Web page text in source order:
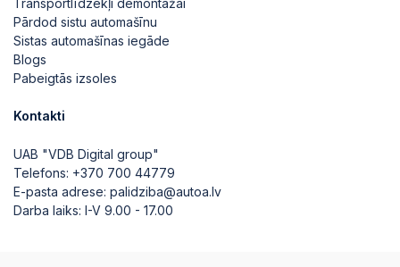
Transportlīdzekļi demontāžai
Pārdod sistu automašīnu
Sistas automašīnas iegāde
Blogs
Pabeigtās izsoles
Kontakti
UAB "VDB Digital group"
Telefons: +370 700 44779
E-pasta adrese: palidziba@autoa.lv
Darba laiks: I-V 9.00 - 17.00